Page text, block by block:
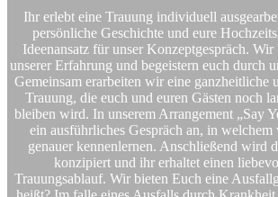
Ihr erlebt eine Trauung individuell
persönliche Geschichte und eure
Ideenansatz für unser Konzeptgespräch.
unserer Erfahrung und begeistern euch durch
Gemeinsam erarbeiten wir eine ganzheitliche
Trauung, die euch und euren Gästen noch
bleiben wird. In unserem Arrangement „Say
ein ausführliches Gespräch an, in welchem
genauer kennenlernen. Anschließend wird
konzipiert und ihr erhaltet einen
Trauungsablauf. Wir bieten Euch eine